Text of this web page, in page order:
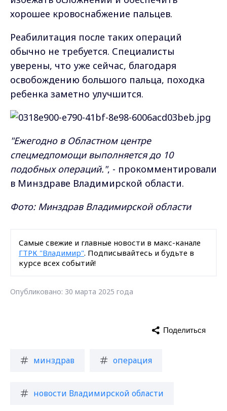
хорошее кровоснабжение пальцев.
Реабилитация после таких операций
обычно не требуется. Специалисты
уверены, что уже сейчас, благодаря
освобождению большого пальца, походка
ребенка заметно улучшится.
"Ежегодно в Областном центре
спецмедпомощи выполняется до 10
подобных операций.", - прокомментировали
в Минздраве Владимирской области.
Фото: Минздрав Владимирской области
Самые свежие и главные новости в макс-канале
ГТРК "Владимир". Подписывайтесь и будьте в
курсе всех событий!
Опубликовано: 30 марта 2025 года
минздрав операция
новости Владимирской области
Поделиться